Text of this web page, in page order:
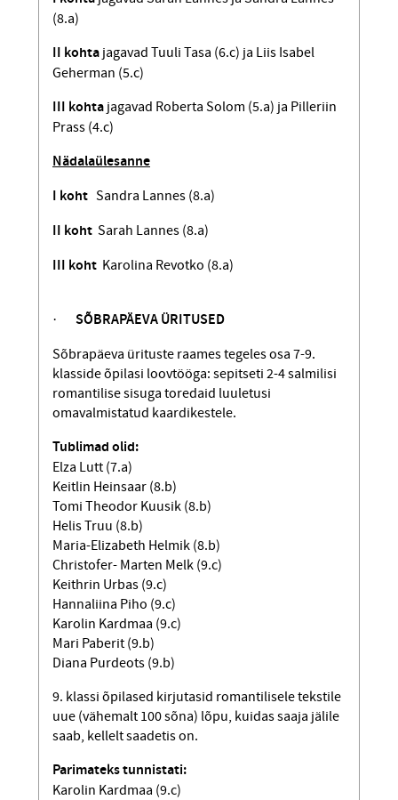
(8.a)
II kohta jagavad Tuuli Tasa (6.c) ja Liis Isabel
Geherman (5.c)
III kohta jagavad Roberta Solom (5.a) ja Pilleriin
Prass (4.c)
Nädalaülesanne
I koht Sandra Lannes (8.a)
II koht Sarah Lannes (8.a)
III koht Karolina Revotko (8.a)
· SÕBRAPÄEVA ÜRITUSED
Sõbrapäeva ürituste raames tegeles osa 7-9.
klasside õpilasi loovtööga: sepitseti 2-4 salmilisi
romantilise sisuga toredaid luuletusi
omavalmistatud kaardikestele.
Tublimad olid:
Elza Lutt (7.a)
Keitlin Heinsaar (8.b)
Tomi Theodor Kuusik (8.b)
Helis Truu (8.b)
Maria-Elizabeth Helmik (8.b)
Christofer- Marten Melk (9.c)
Keithrin Urbas (9.c)
Hannaliina Piho (9.c)
Karolin Kardmaa (9.c)
Mari Paberit (9.b)
Diana Purdeots (9.b)
9. klassi õpilased kirjutasid romantilisele tekstile
uue (vähemalt 100 sõna) lõpu, kuidas saaja jälile
saab, kellelt saadetis on.
Parimateks tunnistati:
Karolin Kardmaa (9.c)